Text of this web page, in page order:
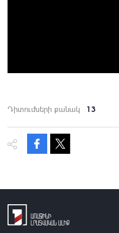
Դիտումների քանակ 13